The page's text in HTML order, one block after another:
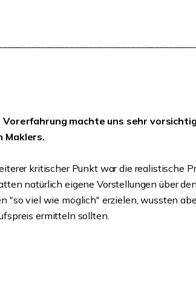
Vorerfahrung machte uns sehr
Maklers.
kritischer Punkt war die realistische
natürlich eigene Vorstellungen über
"so viel wie möglich" erzielen, wussten
ermitteln sollten.